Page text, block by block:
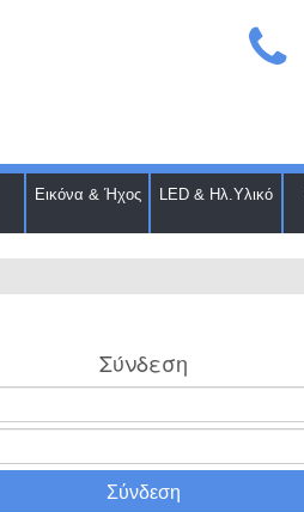
Εικόνα & Ήχος LED & Ηλ.Υλικό
Σύνδεση